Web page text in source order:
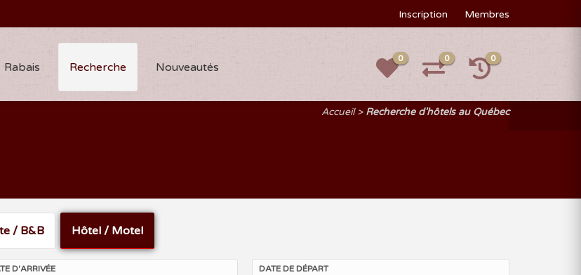
Inscription Membres
Rabais Recherche Nouveautés
0 0 0
Accueil Recherche d'hôtels au Québec
/ B&B Hôtel / Motel
D'ARRIVÉE DATE DE DÉPART